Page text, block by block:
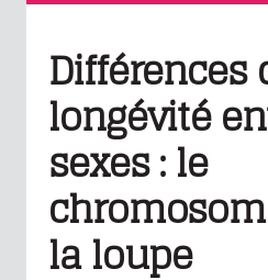
Différences
longévité
sexes : le
la loupe